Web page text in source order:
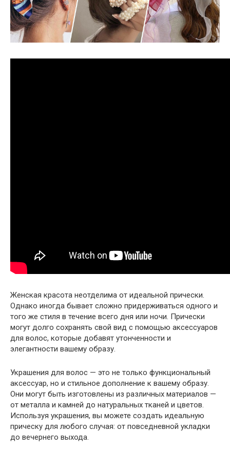
Женская красота неотделима от идеальной прически.
Однако иногда бывает сложно придерживаться одного и
того же стиля в течение всего дня или ночи. Прически
могут долго сохранять свой вид с помощью аксессуаров
для волос, которые добавят утонченности и
элегантности вашему образу.
Украшения для волос — это не только функциональный
аксессуар, но и стильное дополнение к вашему образу.
Они могут быть изготовлены из различных материалов —
от металла и камней до натуральных тканей и цветов.
Используя украшения, вы можете создать идеальную
прическу для любого случая: от повседневной укладки
до вечернего выхода.